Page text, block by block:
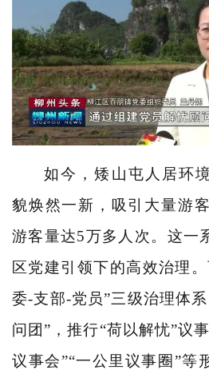
如今，矮山屯人居环
貌焕然一新，吸引大量游
游客量达5万多人次。这一
区党建引领下的高效治理
委-支部-党员”三级治理体
问团”，推行“荷以解忧”议
议事会”“一公里议事圈”等